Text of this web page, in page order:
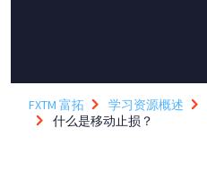
FXTM 富拓 学习资源概述
什么是移动止损？